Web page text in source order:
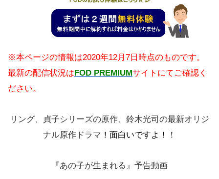
※本ページの情報は2020年12月7 日時点のものです。
最新の配信状況は FOD PREMIUMサイトにてご確認く
ださい。
リング、貞子シリーズの原作、鈴木光司の最新オリジ
ナル原作ドラマ ！面白いですよ！！
『あの子が生まれる』予告動画